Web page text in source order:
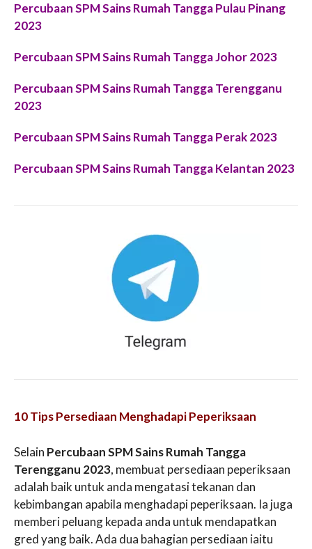
Percubaan SPM Sains Rumah Tangga Pulau Pinang
2023
Percubaan SPM Sains Rumah Tangga Johor 2023
Percubaan SPM Sains Rumah Tangga Terengganu
2023
Percubaan SPM Sains Rumah Tangga Perak 2023
Percubaan SPM Sains Rumah Tangga Kelantan 2023
10 Tips Persediaan Menghadapi Peperiksaan
Selain Percubaan SPM Sains Rumah Tangga
Terengganu 2023, membuat persediaan peperiksaan
adalah baik untuk anda mengatasi tekanan dan
kebimbangan apabila menghadapi peperiksaan. Ia juga
memberi peluang kepada anda untuk mendapatkan
gred yang baik. Ada dua bahagian persediaan iaitu